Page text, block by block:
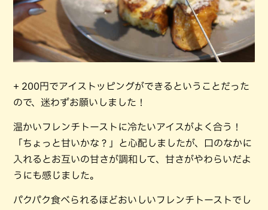
+ 200円でアイストッピングができるということだった
ので、迷わずお願いしました！
温かいフレンチトーストに冷たいアイスがよく合う！
「ちょっと甘いかな？」と心配しましたが、口のなかに
入れるとお互いの甘さが調和して、甘さがやわらいだよ
うにも感じました。
パクパク食べられるほどおいしいフレンチトーストでし